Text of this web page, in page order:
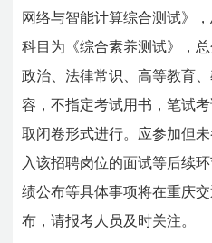
网络与智能计算综合测试》
科目为《综合素养测试》，
政治、法律常识、高等教育
容，不指定考试用书，笔试
取闭卷形式进行。应参加但
入该招聘岗位的面试等后续
绩公布等具体事项将在重庆
布，请报考人员及时关注。